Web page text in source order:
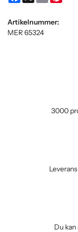
Artikelnummer:
MER 65324
3000
Du